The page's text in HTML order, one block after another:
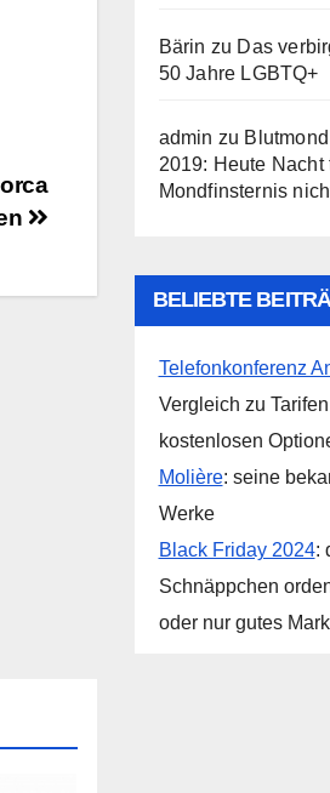
Bärin zu Das
50 Jahre LGBTQ+
admin zu
2019: Heute Nacht
Mondfinsternis
BELIEBTE
Telefonkonferenz
Vergleich zu
kostenlosen
Molière: seine
Werke
Black Friday 2024:
Schnäppchen
oder nur gutes